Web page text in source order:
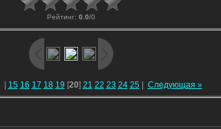
Рейтинг: 0.0/0
| 15 16 17 18 19 [20] 21 22 23 24 25 | Следующая »